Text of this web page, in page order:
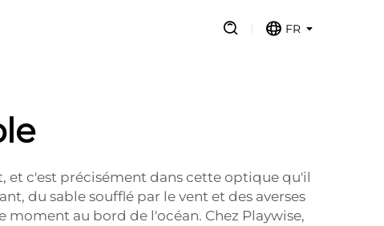
FR
et c'est précisément dans cette optique qu'il
du sable soufflé par le vent et des averses
au bord de l'océan. Chez Playwise,